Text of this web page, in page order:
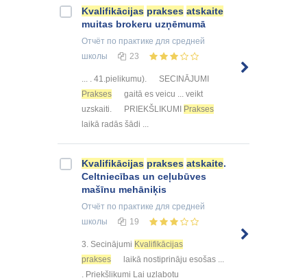
Kvalifikācijas prakses atskaite
muitas brokeru uzņēmumā
Отчёт по практике для средней
школы
23
... . 41.pielikumu). SECINĀJUMI
Prakses
gaitā es veicu ... veikt
uzskaiti. PRIEKŠLIKUMI Prakses
laikā radās šādi ...
Kvalifikācijas prakses atskaite.
Celtniecības un ceļubūves
mašīnu mehāniķis
Отчёт по практике для средней
школы
19
3. Secinājumi Kvalifikācijas
prakses
laikā nostiprināju esošas ...
. Priekšlikumi Lai uzlabotu